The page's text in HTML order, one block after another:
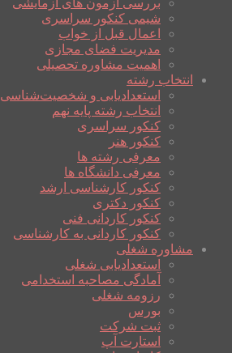
بررسی آزمون های آزمایشی
شیمی کنکور سراسری
اعمال قبل از خواب
مدیریت فضای مجازی
اهمیت مشاوره تحصیلی
انتخاب رشته
استعدادیابی و شخصیت‌شناسی
انتخاب رشته پایه نهم
کنکور سراسری
کنکور هنر
معرفی رشته ها
معرفی دانشگاه ها
کنکور کارشناسی ارشد
کنکور دکتری
کنکور کاردانی فنی
کنکور کاردانی به کارشناسی
مشاوره شغلی
استعدادیابی شغلی
آمادگی مصاحبه استخدامی
رزومه شغلی
بورس
ثبت شرکت
استارت آپ